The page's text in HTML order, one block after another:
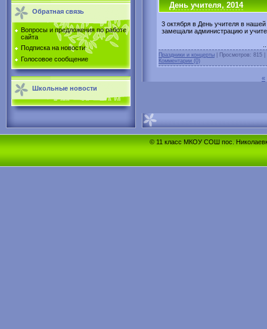
Обратная связь
Вопросы и предложения по работе
сайта
Подписка на новости
Голосовое сообщение
Школьные новости
День учителя, 2014
3 октября в День учителя в
замещали администрацию и
Праздники и концерты | Просмотров: 815
Комментарии (0)
«
© 11 класс МКОУ СОШ пос.